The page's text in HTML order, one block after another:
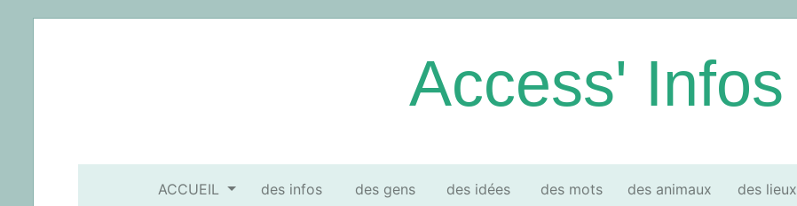
Access' Infos
ACCUEIL des infos des gens des idées des mots des animaux des lieux